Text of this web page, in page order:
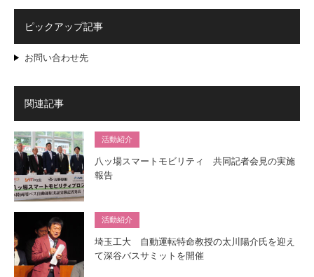
ピックアップ記事
お問い合わせ先
関連記事
活動紹介
八ッ場スマートモビリティ 共同記者会見の実施
報告
活動紹介
埼玉工大 自動運転特命教授の太川陽介氏を迎え
て深谷バスサミットを開催